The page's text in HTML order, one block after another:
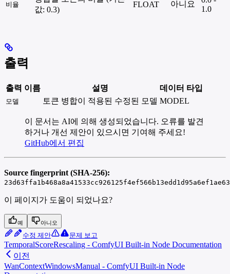
비율
값: 0.3)
FLOAT 아니요
1.0
출력
출력 이름 설명 데이터 타입
모델 토큰 병합이 적용된 수정된 모델 MODEL
이 문서는 AI에 의해 생성되었습니다. 오류를 발견
하거나 개선 제안이 있으시면 기여해 주세요!
GitHub에서 편집
Source fingerprint (SHA-256):
이 페이지가 도움이 되었나요?
예 아니오
수정 제안 문제 보고
TemporalScoreRescaling - ComfyUI Built-in Node Documentation
이전
WanContextWindowsManual - ComfyUI Built-in Node